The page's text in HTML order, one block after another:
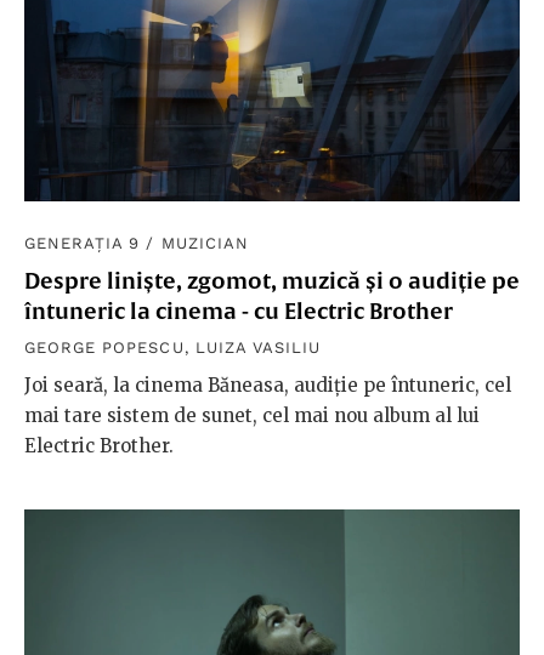
GENERAȚIA 9 / MUZICIAN
Despre liniște, zgomot, muzică și o audiție pe
întuneric la cinema - cu Electric Brother
GEORGE POPESCU , LUIZA VASILIU
Joi seară, la cinema Băneasa, audiție pe întuneric, cel
mai tare sistem de sunet, cel mai nou album al lui
Electric Brother.